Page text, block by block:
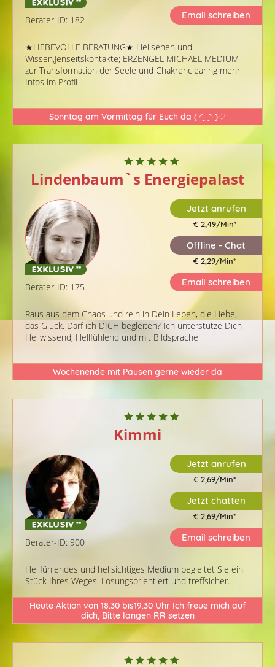
Berater-ID: 182
★LIEBEVOLLE BERATUNG★ Hellsehen und -
Wissen,Jenseitskontakte; ERZENGEL MICHAEL MEDIUM
zur Transformation der Seele und Chakrenclearing mehr
Infos im Profil
Email schreiben
Sonntag am Vormittag für Euch da (⁠ ⁠◜⁠‿⁠◝⁠ ⁠)⁠♡
Lindenbaum`s Energiepalast
Berater-ID: 175
Raus aus dem Chaos und rein in Dein Leben, die Liebe,
das Glück. Darf ich DICH begleiten? Ich unterstütze Dich
Hellwissend, Hellfühlend und mit Bildsprache
Jetzt anrufen
€ 2,49/Min*
Offline - Chat
€ 2,29/Min*
Email schreiben
Wochenende mit Pausen gerne wieder da
Kimmi
Berater-ID: 900
Hellfühlendes und hellsichtiges Medium begleitet Sie ein
Stück Ihres Weges. Lösungsorientiert und treffsicher.
Jetzt anrufen
€ 2,69/Min*
Jetzt chatten
€ 2,69/Min*
Email schreiben
Heute Aktion von 18.30 bis19.30 Uhr Ich freue mich auf
dich, Bitte langen RR setzen